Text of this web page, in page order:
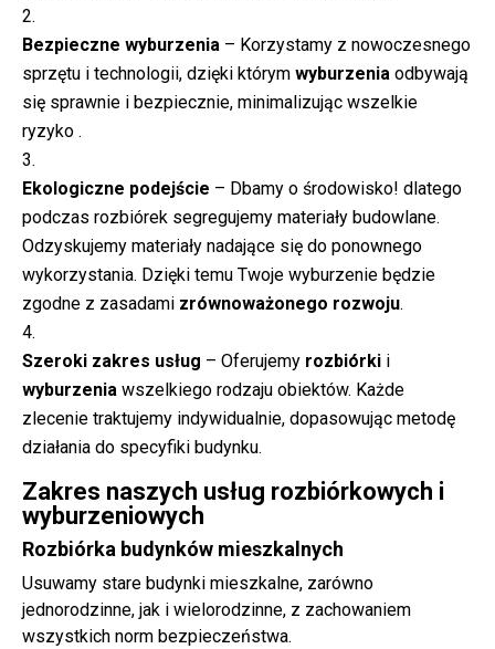
Bezpieczne wyburzenia – Korzystamy z nowoczesnego
sprzętu i technologii, dzięki którym wyburzenia odbywają
się sprawnie i bezpiecznie, minimalizując wszelkie
ryzyko .
Ekologiczne podejście – Dbamy o środowisko! dlatego
podczas rozbiórek segregujemy materiały budowlane.
Odzyskujemy materiały nadające się do ponownego
wykorzystania. Dzięki temu Twoje wyburzenie będzie
zgodne z zasadami zrównoważonego rozwoju.
Szeroki zakres usług – Oferujemy rozbiórki i
wyburzenia wszelkiego rodzaju obiektów. Każde
zlecenie traktujemy indywidualnie, dopasowując metodę
działania do specyfiki budynku.
Zakres naszych usług rozbiórkowych i
wyburzeniowych
Rozbiórka budynków mieszkalnych
Usuwamy stare budynki mieszkalne, zarówno
jednorodzinne, jak i wielorodzinne, z zachowaniem
wszystkich norm bezpieczeństwa.